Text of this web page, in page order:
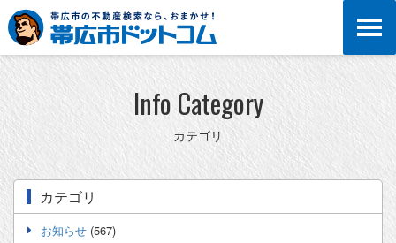
Info Category
カテゴリ
カテゴリ
お知らせ (567)